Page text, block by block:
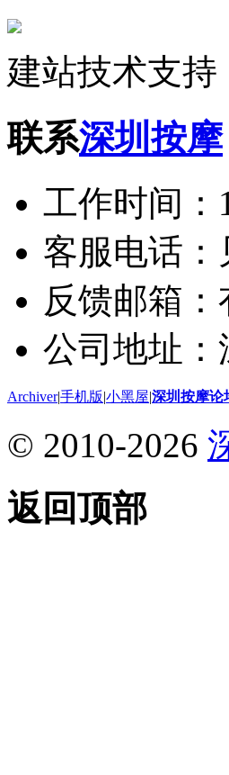
建站技术支持
联系深圳按摩
工作时间：
客服电话：
反馈邮箱
公司地址
Archiver|手机版|小黑屋|深圳按摩论
© 2010-2026
返回顶部